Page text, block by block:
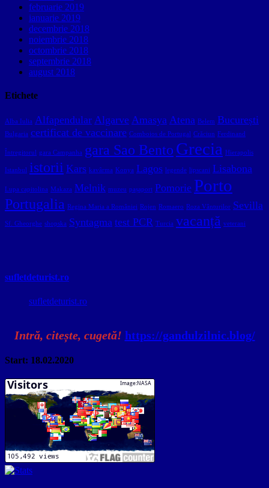
februarie 2019
ianuarie 2019
decembrie 2018
noiembrie 2018
octombrie 2018
septembrie 2018
august 2018
Etichete
Alba Iulia Alfapendular Algarve Amasya Atena Belem București
Bulgaria certificat de vaccinare Comboios de Portugal Crăciun Ferdinand
Întregitorul gara Campanha gara Sao Bento Grecia Hierapolis
Istanbul istorii Kars kavârma Konya Lagos legende lipscani Lisabona
Lupa capitolina Makaza Melnik muzeu pașaport Pomorie Porto
Portugalia Regina Maria a României Rojen Romaero Roza Vânturilor Sevilla
Sf. Gheorghe shopska Syntagma test PCR Turcia vacanță veterani
sufletdeturist.ro
sufletdeturist.ro
Intră, citește, cugetă! https://gandulzilnic.blog/
Start: 18.02.2020